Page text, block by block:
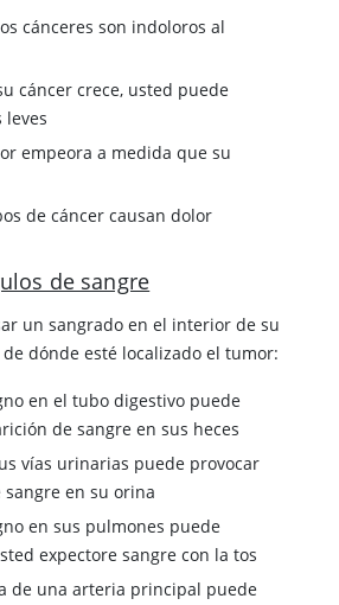
cánceres son indoloros al
cáncer crece, usted puede
leves
empeora a medida que su
de cáncer causan dolor
de sangre
un sangrado en el interior de su
dónde esté localizado el tumor:
en el tubo digestivo puede
de sangre en sus heces
vías urinarias puede provocar
en su orina
en sus pulmones puede
expectore sangre con la tos
de una arteria principal puede